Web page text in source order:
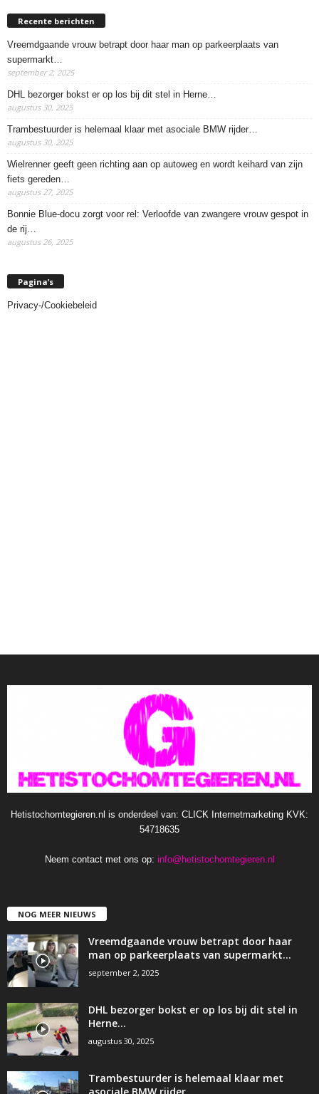
Recente berichten
Vreemdgaande vrouw betrapt door haar man op parkeerplaats van
supermarkt…
september 2, 2025
DHL bezorger bokst er op los bij dit stel in Herne…
augustus 30, 2025
Trambestuurder is helemaal klaar met asociale BMW rijder…
augustus 30, 2025
Wielrenner geeft geen richting aan op autoweg en wordt keihard van zijn
fiets gereden…
augustus 27, 2025
Bonnie Blue-docu zorgt voor rel: Verloofde van zwangere vrouw gespot in
de rij…
augustus 26, 2025
Pagina’s
Privacy-/Cookiebeleid
Hetistochomtegieren.nl is onderdeel van: CLICK Internetmarketing KVK:
54718635
Neem contact met ons op: info@hetistochomtegieren.nl
NOG MEER NIEUWS
Vreemdgaande vrouw betrapt door haar
man op parkeerplaats van supermarkt…
september 2, 2025
DHL bezorger bokst er op los bij dit stel in
Herne…
augustus 30, 2025
Trambestuurder is helemaal klaar met